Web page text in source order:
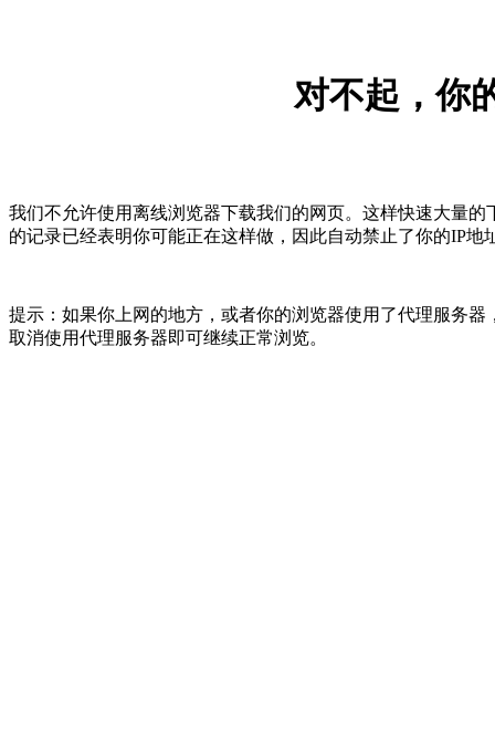
对不起，你
我们不允许使用离线浏览器下载我们的网页。这样快速大量
的记录已经表明你可能正在这样做，因此自动禁止了你的IP
提示：如果你上网的地方，或者你的浏览器使用了代理服务
取消使用代理服务器即可继续正常浏览。